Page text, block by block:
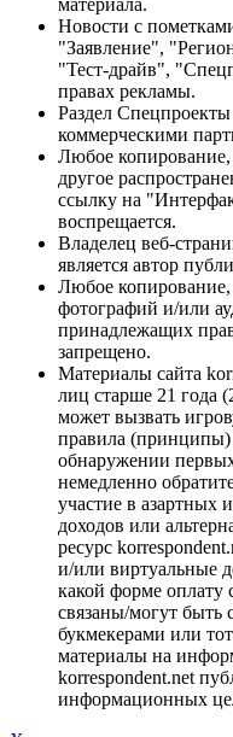
материала.
Новости с
"Заявление",
"Тест-драйв",
правах рекламы.
Раздел Спецпроекты
коммерческими
Любое
другое
ссылку на
воспрещается.
Владелец веб-
является автор
Любое копирование,
фотографий и/или
принадлежащих
запрещено.
Материалы сайта
лиц старше 21 года
может вызвать
правила
обнаружении
немедленно
участие в азартных
доходов или
ресурс
и/или виртуальные
какой форме оплату
связаны/могут быть
букмекерами или
материалы на
korrespondent.net
информационных